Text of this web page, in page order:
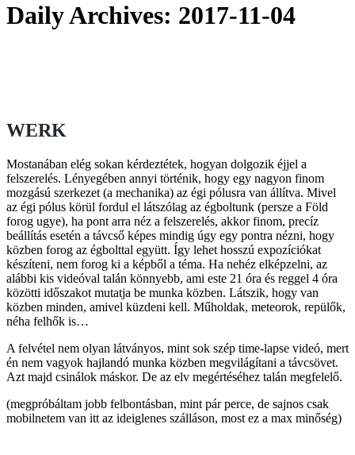
Daily Archives: 2017-11-04
WERK
Mostanában elég sokan kérdeztétek, hogyan dolgozik éjjel a
felszerelés. Lényegében annyi történik, hogy egy nagyon finom
mozgású szerkezet (a mechanika) az égi pólusra van állítva. Mivel
az égi pólus körül fordul el látszólag az égboltunk (persze a Föld
forog ugye), ha pont arra néz a felszerelés, akkor finom, precíz
beállítás esetén a távcső képes mindig úgy egy pontra nézni, hogy
közben forog az égbolttal együtt. Így lehet hosszú expozíciókat
készíteni, nem forog ki a képből a téma. Ha nehéz elképzelni, az
alábbi kis videóval talán könnyebb, ami este 21 óra és reggel 4 óra
közötti időszakot mutatja be munka közben. Látszik, hogy van
közben minden, amivel küzdeni kell. Műholdak, meteorok, repülők,
néha felhők is…
A felvétel nem olyan látványos, mint sok szép time-lapse videó, mert
én nem vagyok hajlandó munka közben megvilágítani a távcsövet.
Azt majd csinálok máskor. De az elv megértéséhez talán megfelelő.
(megpróbáltam jobb felbontásban, mint pár perce, de sajnos csak
mobilnetem van itt az ideiglenes szálláson, most ez a max minőség)